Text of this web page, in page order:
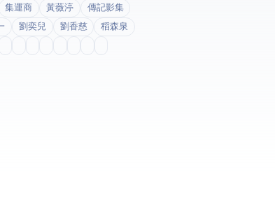
集運商 黃薇渟
傳記影集
劉奕兒 劉香慈
稻森泉